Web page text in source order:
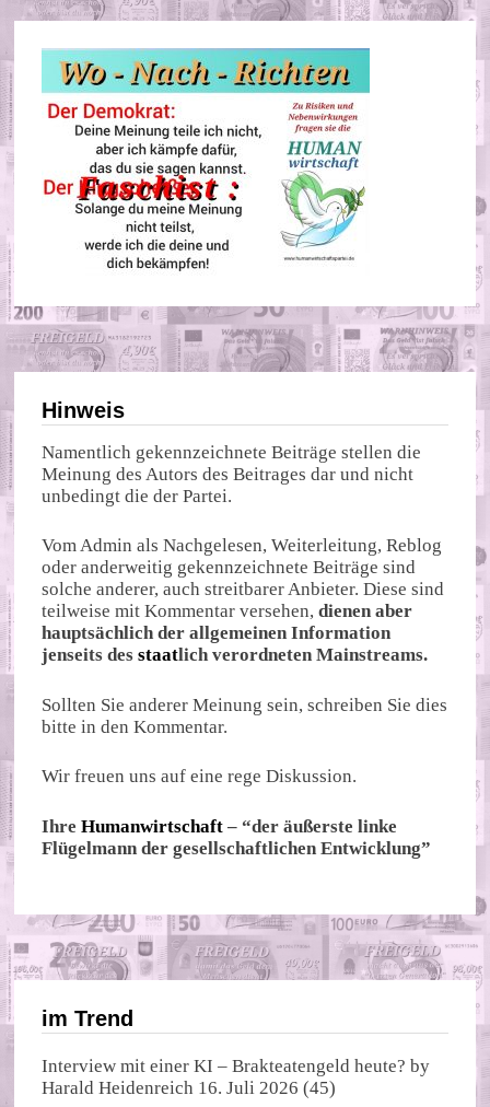
Hinweis
Namentlich gekennzeichnete Beiträge stellen die
Meinung des Autors des Beitrages dar und nicht
unbedingt die der Partei.
Vom Admin als Nachgelesen, Weiterleitung, Reblog
oder anderweitig gekennzeichnete Beiträge sind
solche anderer, auch streitbarer Anbieter. Diese sind
teilweise mit Kommentar versehen,dienen aber
hauptsächlich der allgemeinen Information
jenseits desstaatlich verordneten Mainstreams.
Sollten Sie anderer Meinung sein, schreiben Sie dies
bitte in den Kommentar.
Wir freuen uns auf eine rege Diskussion.
IhreHumanwirtschaft – “der äußerste linke
Flügelmann der gesellschaftlichen Entwicklung”
im Trend
Interview mit einer KI – Brakteatengeld heute? by
Harald Heidenreich 16. Juli 2026 (45)